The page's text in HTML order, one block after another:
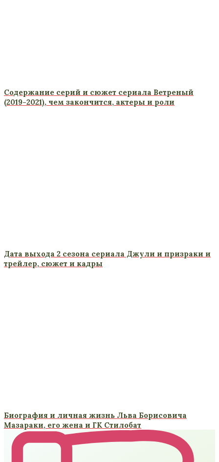
Содержание серий и сюжет сериала Ветреный
(2019-2021), чем закончится, актеры и роли
Дата выхода 2 сезона сериала Джули и призраки и
трейлер, сюжет и кадры
Биография и личная жизнь Льва Борисовича
Мазараки, его жена и ГК Стилобат